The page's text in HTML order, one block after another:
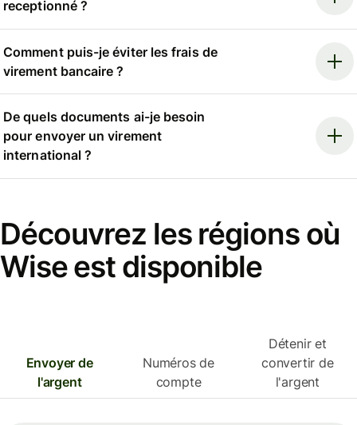
receptionné ?
Comment puis-je éviter les frais de
virement bancaire ?
De quels documents ai-je besoin
pour envoyer un virement
international ?
Découvrez les régions où
Wise est disponible
Envoyer de
l'argent
Numéros de
compte
Détenir et
convertir de
l'argent